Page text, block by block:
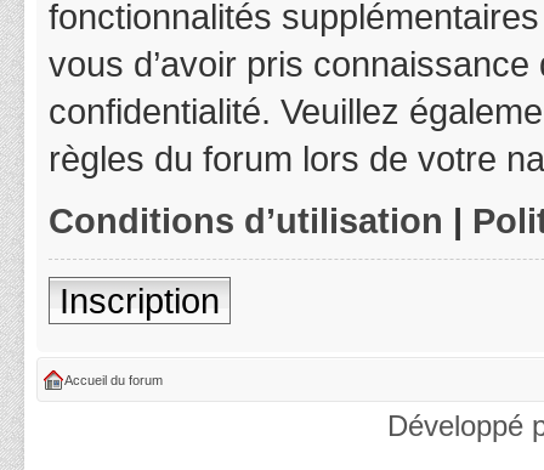
fonctionnalités
vous d’avoir pris
confidentialité. Veuillez
règles du forum lors de votre
Conditions d’utilisation |
Inscription
Accueil du forum
Développé